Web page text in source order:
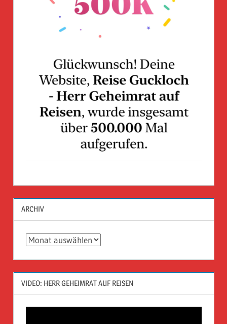
ARCHIV
Archiv
VIDEO: HERR GEHEIMRAT AUF REISEN